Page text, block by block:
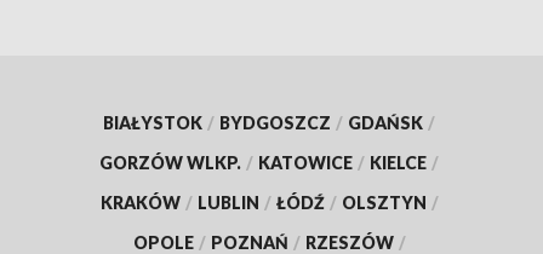
BIAŁYSTOK / BYDGOSZCZ / GDAŃSK /
GORZÓW WLKP. / KATOWICE / KIELCE /
KRAKÓW / LUBLIN / ŁÓDŹ / OLSZTYN /
OPOLE / POZNAŃ / RZESZÓW /